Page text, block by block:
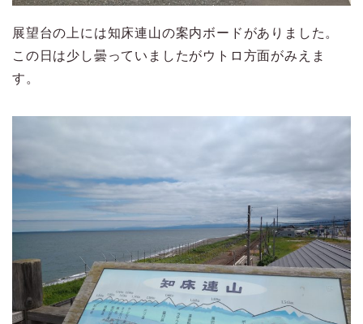
展望台の上には知床連山の案内ボードがありました。
この日は少し曇っていましたがウトロ方面がみえま
す。